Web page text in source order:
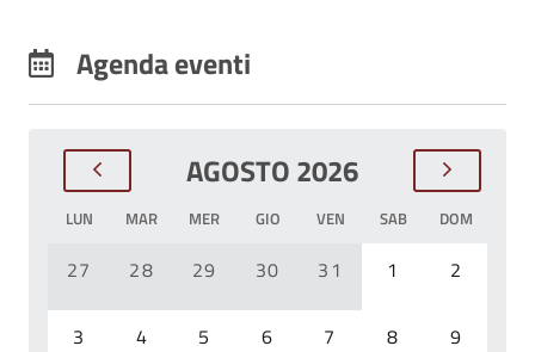
Agenda eventi
AGOSTO 2026
LUN MAR MER GIO VEN SAB DOM
27 28 29 30 31 1 2
3 4 5 6 7 8 9